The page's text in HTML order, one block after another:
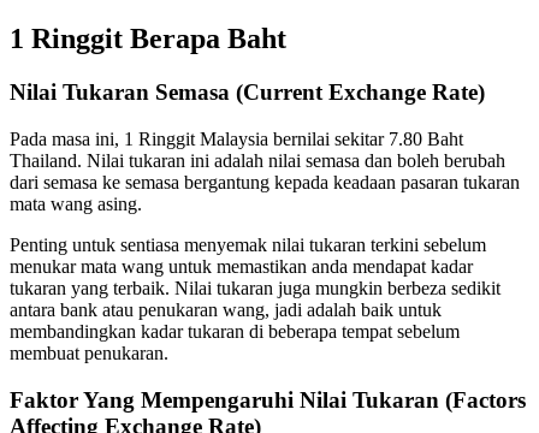
1 Ringgit Berapa Baht
Nilai Tukaran Semasa (Current Exchange Rate)
Pada masa ini, 1 Ringgit Malaysia bernilai sekitar 7.80 Baht
Thailand. Nilai tukaran ini adalah nilai semasa dan boleh berubah
dari semasa ke semasa bergantung kepada keadaan pasaran tukaran
mata wang asing.
Penting untuk sentiasa menyemak nilai tukaran terkini sebelum
menukar mata wang untuk memastikan anda mendapat kadar
tukaran yang terbaik. Nilai tukaran juga mungkin berbeza sedikit
antara bank atau penukaran wang, jadi adalah baik untuk
membandingkan kadar tukaran di beberapa tempat sebelum
membuat penukaran.
Faktor Yang Mempengaruhi Nilai Tukaran (Factors
Affecting Exchange Rate)